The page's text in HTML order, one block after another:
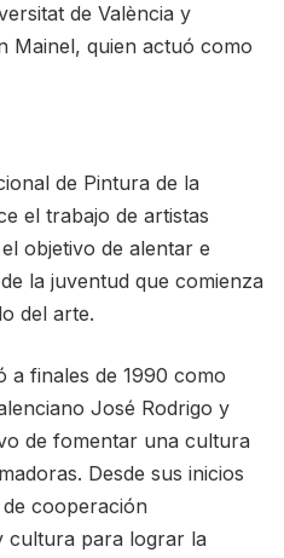
de València y
Mainel, quien actuó como
de Pintura de la
el trabajo de artistas
objetivo de alentar e
la juventud que comienza
del arte.
a finales de 1990 como
José Rodrigo y
de fomentar una cultura
Desde sus inicios
cooperación
cultura para lograr la